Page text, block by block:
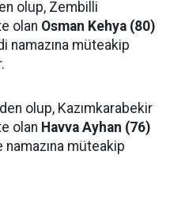
olup, Zembilli
olan Osman Kehya (80)
namazına müteakip
olup, Kazımkarabekir
olan Havva Ayhan (76)
müteakip